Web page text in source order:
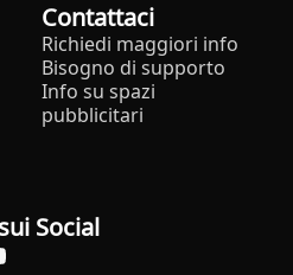
Contattaci
Richiedi maggiori info
Bisogno di supporto
Info su spazi
pubblicitari
Social